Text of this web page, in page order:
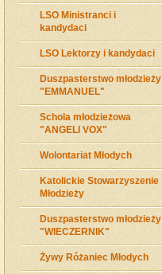
LSO Ministranci i
kandydaci
LSO Lektorzy i kandydaci
Duszpasterstwo młodzieży
"EMMANUEL"
Schola młodzieżowa
"ANGELI VOX"
Wolontariat Młodych
Katolickie Stowarzyszenie
Młodzieży
Duszpasterstwo młodzieży
"WIECZERNIK"
Żywy Różaniec Młodych